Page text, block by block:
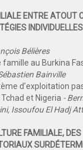
ENTRE ATOUT
INDIVIDUELLES
Bélières
famille au Burkina
Bainville
d’exploitation
et Nigeria -
Issoufou El Hadj
FAMILIALE,